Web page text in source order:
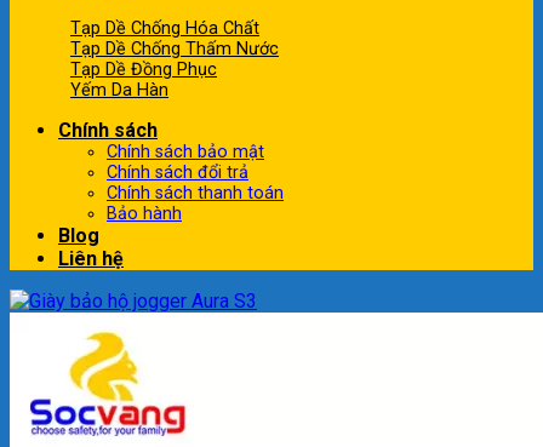
Tạp Dề Chống Hóa Chất
Tạp Dề Chống Thấm Nước
Tạp Dề Đồng Phục
Yếm Da Hàn
Chính sách
Chính sách bảo mật
Chính sách đổi trả
Chính sách thanh toán
Bảo hành
Blog
Liên hệ